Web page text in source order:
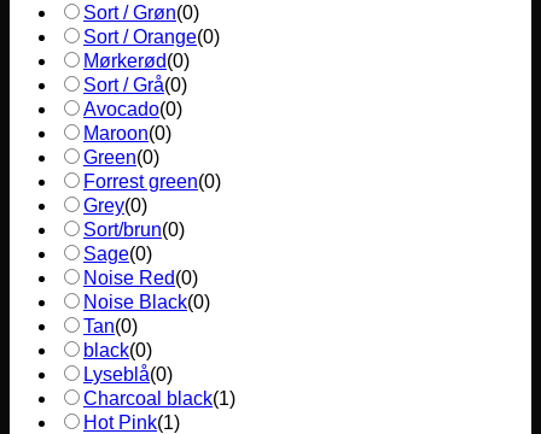
Sort / Grøn(0)
Sort / Orange(0)
Mørkerød(0)
Sort / Grå(0)
Avocado(0)
Maroon(0)
Green(0)
Forrest green(0)
Grey(0)
Sort/brun(0)
Sage(0)
Noise Red(0)
Noise Black(0)
Tan(0)
black(0)
Lyseblå(0)
Charcoal black(1)
Hot Pink(1)